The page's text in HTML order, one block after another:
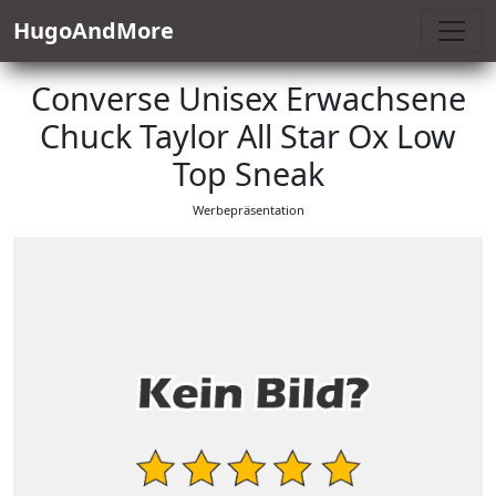
HugoAndMore
Converse Unisex Erwachsene
Chuck Taylor All Star Ox Low
Top Sneak
Werbepräsentation